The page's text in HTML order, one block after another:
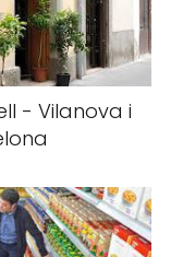
- Vilanova i